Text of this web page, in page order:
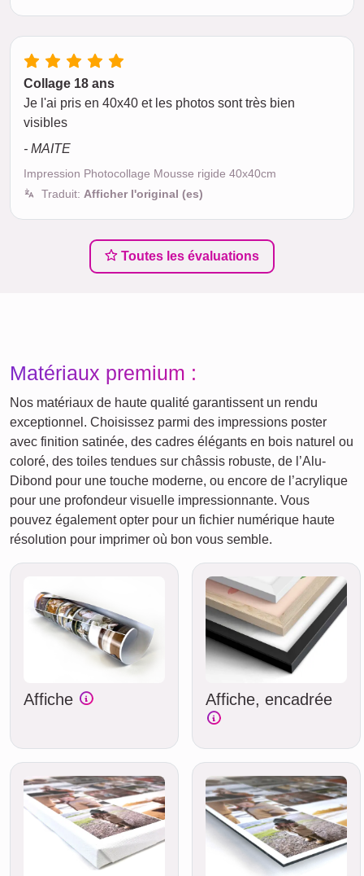
Collage 18 ans
Je l'ai pris en 40x40 et les photos sont très bien
visibles
- MAITE
Impression Photocollage Mousse rigide 40x40cm
Traduit: Afficher l'original (es)
Toutes les évaluations
Matériaux premium :
Nos matériaux de haute qualité garantissent un rendu
exceptionnel. Choisissez parmi des impressions poster
avec finition satinée, des cadres élégants en bois naturel ou
coloré, des toiles tendues sur châssis robuste, de l’Alu-
Dibond pour une touche moderne, ou encore de l’acrylique
pour une profondeur visuelle impressionnante. Vous
pouvez également opter pour un fichier numérique haute
résolution pour imprimer où bon vous semble.
Affiche Affiche, encadrée